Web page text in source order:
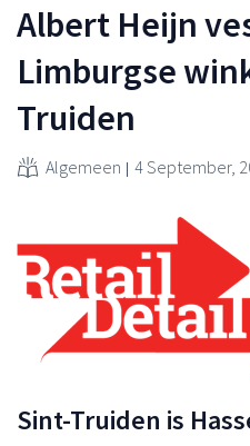
Albert Heijn
Limburgse
Truiden
Algemeen 4 September,
Sint-Truiden is